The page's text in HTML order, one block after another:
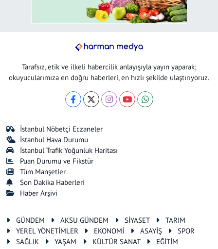
Tarafsız, etik ve ilkeli habercilik anlayışıyla yayın yaparak;
okuyucularımıza en doğru haberleri, en hızlı şekilde ulaştırıyoruz.
İstanbul Nöbetçi Eczaneler
İstanbul Hava Durumu
İstanbul Trafik Yoğunluk Haritası
Puan Durumu ve Fikstür
Tüm Manşetler
Son Dakika Haberleri
Haber Arşivi
GÜNDEM AKSU GÜNDEM SİYASET
TARIM
YEREL YÖNETİMLER
EKONOMİ ASAYİŞ
SPOR
SAĞLIK
YAŞAM KÜLTÜR SANAT EĞİTİM